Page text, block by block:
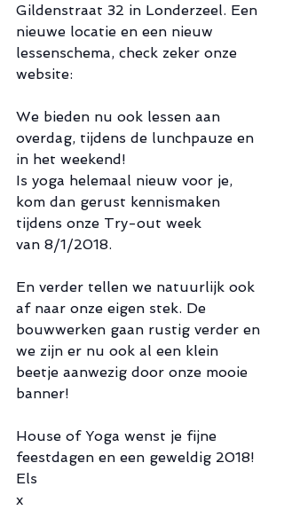
Gildenstraat 32 in Londerzeel. Een
nieuwe locatie en een nieuw
lessenschema, check zeker onze
website:
We bieden nu ook lessen aan
overdag, tijdens de lunchpauze en
in het weekend!
Is yoga helemaal nieuw voor je,
kom dan gerust kennismaken
tijdens onze Try-out week
van 8/1/2018.
En verder tellen we natuurlijk ook
af naar onze eigen stek. De
bouwwerken gaan rustig verder en
we zijn er nu ook al een klein
beetje aanwezig door onze mooie
banner!
House of Yoga wenst je fijne
feestdagen en een geweldig 2018!
Els
x